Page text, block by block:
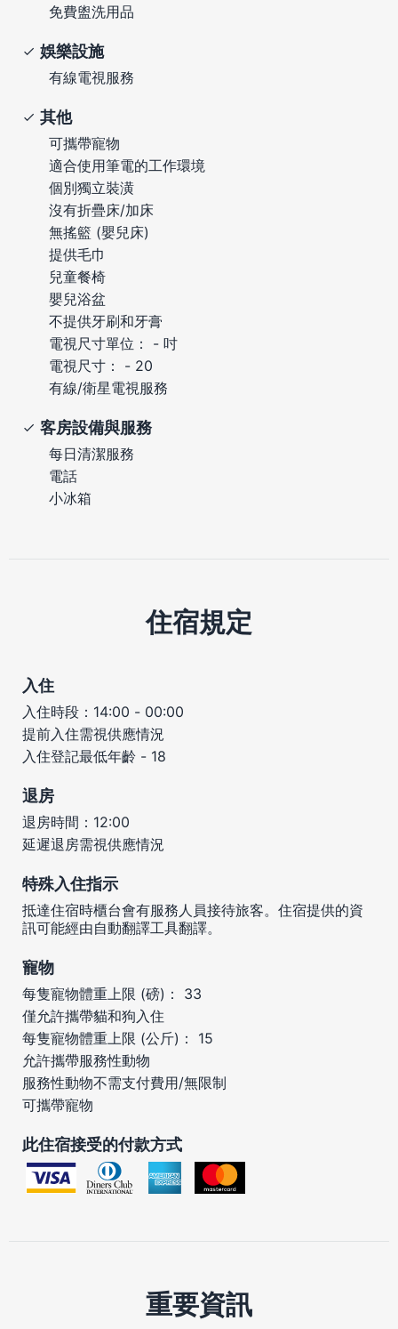
免費盥洗用品
娛樂設施
有線電視服務
其他
可攜帶寵物
適合使用筆電的工作環境
個別獨立裝潢
沒有折疊床/加床
無搖籃 (嬰兒床)
提供毛巾
兒童餐椅
嬰兒浴盆
不提供牙刷和牙膏
電視尺寸單位： - 吋
電視尺寸： - 20
有線/衛星電視服務
客房設備與服務
每日清潔服務
電話
小冰箱
住宿規定
入住
入住時段：14:00 - 00:00
提前入住需視供應情況
入住登記最低年齡 - 18
退房
退房時間：12:00
延遲退房需視供應情況
特殊入住指示
抵達住宿時櫃台會有服務人員接待旅客。住宿提供的資
訊可能經由自動翻譯工具翻譯。
寵物
每隻寵物體重上限 (磅)： 33
僅允許攜帶貓和狗入住
每隻寵物體重上限 (公斤)： 15
允許攜帶服務性動物
服務性動物不需支付費用/無限制
可攜帶寵物
此住宿接受的付款方式
重要資訊